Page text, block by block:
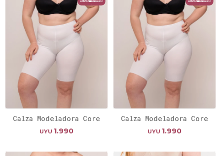
Calza Modeladora Core
UYU 1.990
Calza Modeladora Core
UYU 1.990